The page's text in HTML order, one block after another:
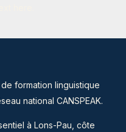
formation linguistique
national CANSPEAK.
à Lons-Pau, côte